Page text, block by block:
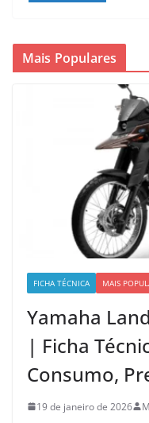
Mais Populares
FICHA TÉCNICA MAIS
Yamaha
| Ficha
Consumo,
19 de janeiro de 2026